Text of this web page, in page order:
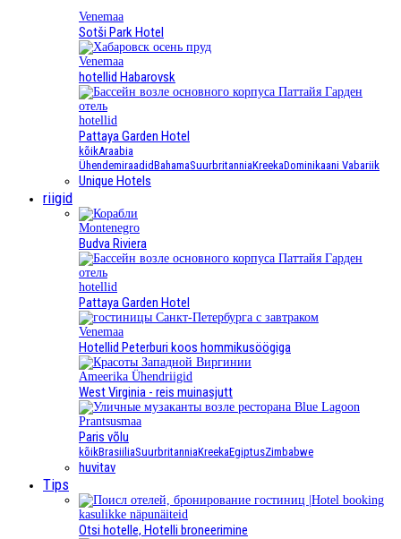
Venemaa
Sotši Park Hotel
Venemaa
hotellid Habarovsk
hotellid
Pattaya Garden Hotel
kõikAraabia
ÜhendemiraadidBahamaSuurbritanniaKreekaDominikaani Vabariik
Unique Hotels
riigid
Montenegro
Budva Riviera
hotellid
Pattaya Garden Hotel
Venemaa
Hotellid Peterburi koos hommikusöögiga
Ameerika Ühendriigid
West Virginia - reis muinasjutt
Prantsusmaa
Paris võlu
kõikBrasiiliaSuurbritanniaKreekaEgiptusZimbabwe
huvitav
Tips
kasulikke näpunäiteid
Otsi hotelle, Hotelli broneerimine